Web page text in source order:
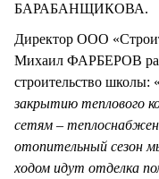
БАРАБАНЩИКОВА.
Директор ООО
Михаил ФАРБЕРОВ
строительство школы: «
закрытию теплового
сетям –
отопительный сезон
ходом идут отделка